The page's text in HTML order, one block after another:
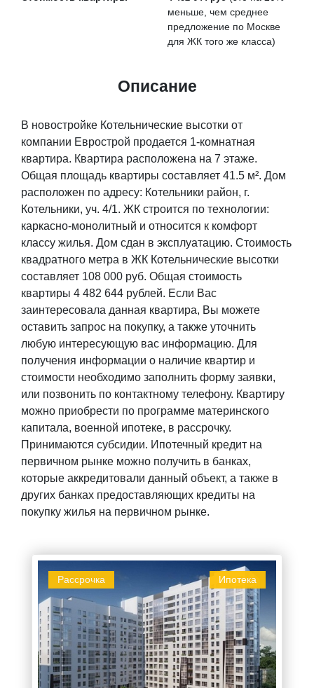
меньше , чем среднее
предложение по Москве
для ЖК того же класса)
Описание
В новостройке Котельнические высотки от
компании Еврострой продается 1-комнатная
квартира. Квартира расположена на 7 этаже.
Общая площадь квартиры составляет 41.5 м². Дом
расположен по адресу: Котельники район, г.
Котельники, уч. 4/1. ЖК строится по технологии:
каркасно-монолитный и относится к комфорт
классу жилья. Дом сдан в эксплуатацию. Стоимость
квадратного метра в ЖК Котельнические высотки
составляет 108 000 руб. Общая стоимость
квартиры 4 482 644 рублей. Если Вас
заинтересовала данная квартира, Вы можете
оставить запрос на покупку, а также уточнить
любую интересующую вас информацию. Для
получения информации о наличие квартир и
стоимости необходимо заполнить форму заявки,
или позвонить по контактному телефону. Квартиру
можно приобрести по программе материнского
капитала, военной ипотеке, в рассрочку.
Принимаются субсидии. Ипотечный кредит на
первичном рынке можно получить в банках,
которые аккредитовали данный объект, а также в
других банках предоставляющих кредиты на
покупку жилья на первичном рынке.
Ипотека
Рассрочка